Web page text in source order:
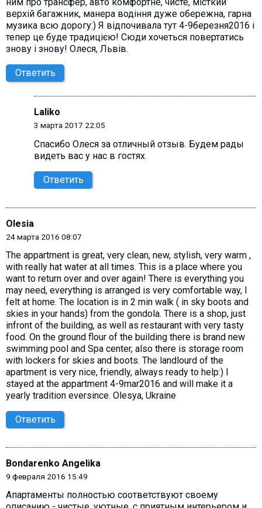
ним про трансфер, авто комфортне, чисте, місткий
верхій багажник, манера водіння дуже обережна, гарна
музика всю дорогу:) Я відпочивала тут 4-9березня2016 і
тепер це буде традицією! Сюди хочеться повертатись
знову і знову! Олеся, Львів.
Ответить
Laliko
3 марта 2017 22:05
Спасибо Олecя за отличный отзыв. Будем рады
видеть вас у нас в гостях.
Ответить
Olesia
24 марта 2016 08:07
The appartment is great, very clean, new, stylish, very warm ,
with really hat water at all times. This is a place where you
want to return over and over again! There is everything you
may need, everything is arranged is very comfortable way, I
felt at home. The location is in 2 min walk ( in sky boots and
skies in your hands) from the gondola. There is a shop, just
infront of the building, as well as restaurant with very tasty
food. On the ground flour of the building there is brand new
swimming pool and Spa center, also there is storage room
with lockers for skies and boots. The landlourd of the
apartment is very nice, friendly, always ready to help:) I
stayed at the appartment 4-9mar2016 and will make it a
yearly tradition eversince. Olesya, Ukraine
Ответить
Bondarenko Angelika
9 февраля 2016 15:49
Апартаменты полностью соответствуют своему